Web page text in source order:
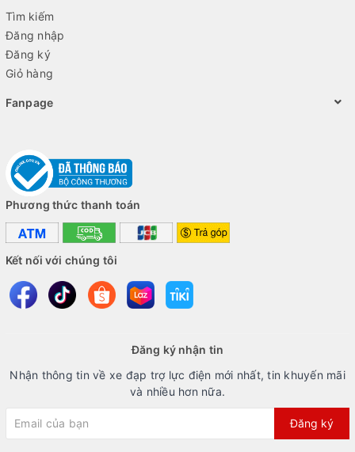
Tìm kiếm
Đăng nhập
Đăng ký
Giỏ hàng
Fanpage
Phương thức thanh toán
Kết nối với chúng tôi
Đăng ký nhận tin
Nhận thông tin về xe đạp trợ lực điện mới nhất, tin khuyến mãi
và nhiều hơn nữa.
Đăng ký